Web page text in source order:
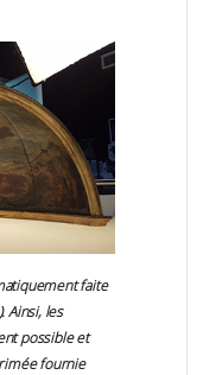
faite
Ainsi, les
possible et
fournie